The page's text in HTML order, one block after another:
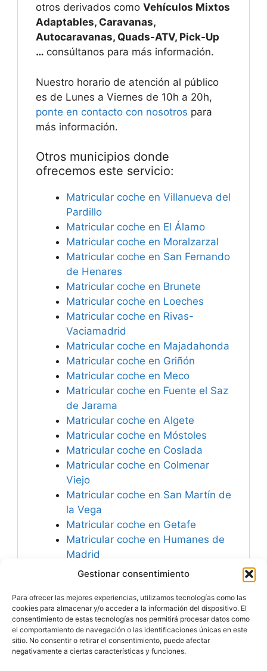
Gestionar consentimiento
Para ofrecer las mejores experiencias, utilizamos tecnologías como las
cookies para almacenar y/o acceder a la información del dispositivo. El
consentimiento de estas tecnologías nos permitirá procesar datos como
el comportamiento de navegación o las identificaciones únicas en este
sitio. No consentir o retirar el consentimiento, puede afectar
negativamente a ciertas características y funciones.
otros derivados como Vehículos Mixtos
Adaptables, Caravanas,
Autocaravanas, Quads-ATV, Pick-Up
… consúltanos para más información.
Nuestro horario de atención al público
es de Lunes a Viernes de 10h a 20h,
ponte en contacto con nosotros para
más información.
Otros municipios donde
ofrecemos este servicio:
Matricular coche en Villanueva del
Pardillo
Matricular coche en El Álamo
Matricular coche en Moralzarzal
Matricular coche en San Fernando
de Henares
Matricular coche en Brunete
Matricular coche en Loeches
Matricular coche en Rivas-
Vaciamadrid
Matricular coche en Majadahonda
Matricular coche en Griñón
Matricular coche en Meco
Matricular coche en Fuente el Saz
de Jarama
Matricular coche en Algete
Matricular coche en Móstoles
Matricular coche en Coslada
Matricular coche en Colmenar
Viejo
Matricular coche en San Martín de
la Vega
Matricular coche en Getafe
Matricular coche en Humanes de
Madrid
Matricular coche en Sevilla la
Matricular coche en Ajalvir